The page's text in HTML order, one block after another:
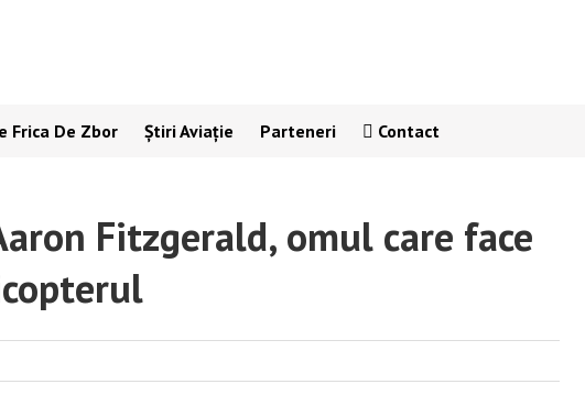
Frica De Zbor Știri Aviație Parteneri Contact
Fitzgerald, omul care face